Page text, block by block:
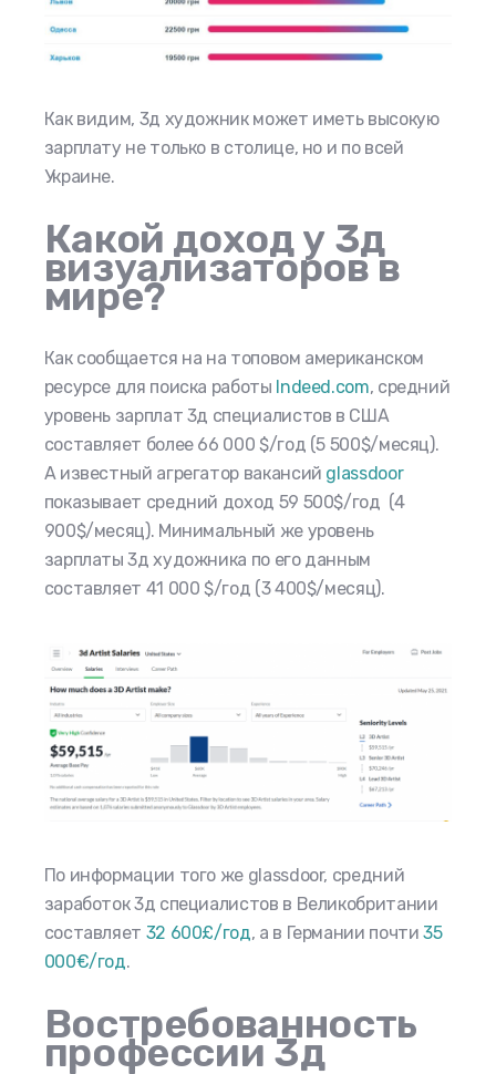
Как видим, 3д художник может иметь высокую
зарплату не только в столице, но и по всей
Украине.
Какой доход у 3д
визуализаторов в
мире?
Как сообщается на на топовом американском
ресурсе для поиска работы Indeed.com, средний
уровень зарплат 3д специалистов в США
составляет более 66 000 $/год (5 500$/месяц).
А известный агрегатор вакансий glassdoor
показывает средний доход 59 500$/год (4
900$/месяц). Минимальный же уровень
зарплаты 3д художника по его данным
составляет 41 000 $/год (3 400$/месяц).
По информации того же glassdoor, средний
заработок 3д специалистов в Великобритании
составляет 32 600£/год, а в Германии почти35
000€/год.
Востребованность
профессии 3д